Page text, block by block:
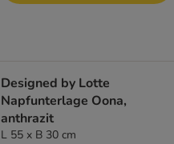
Designed by Lotte
Napfunterlage Oona,
anthrazit
L 55 x B 30 cm